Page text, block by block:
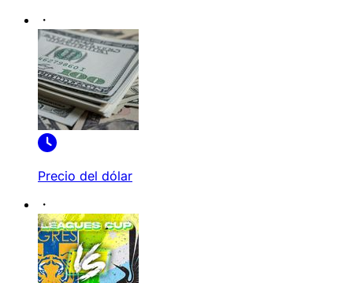
Precio del dólar